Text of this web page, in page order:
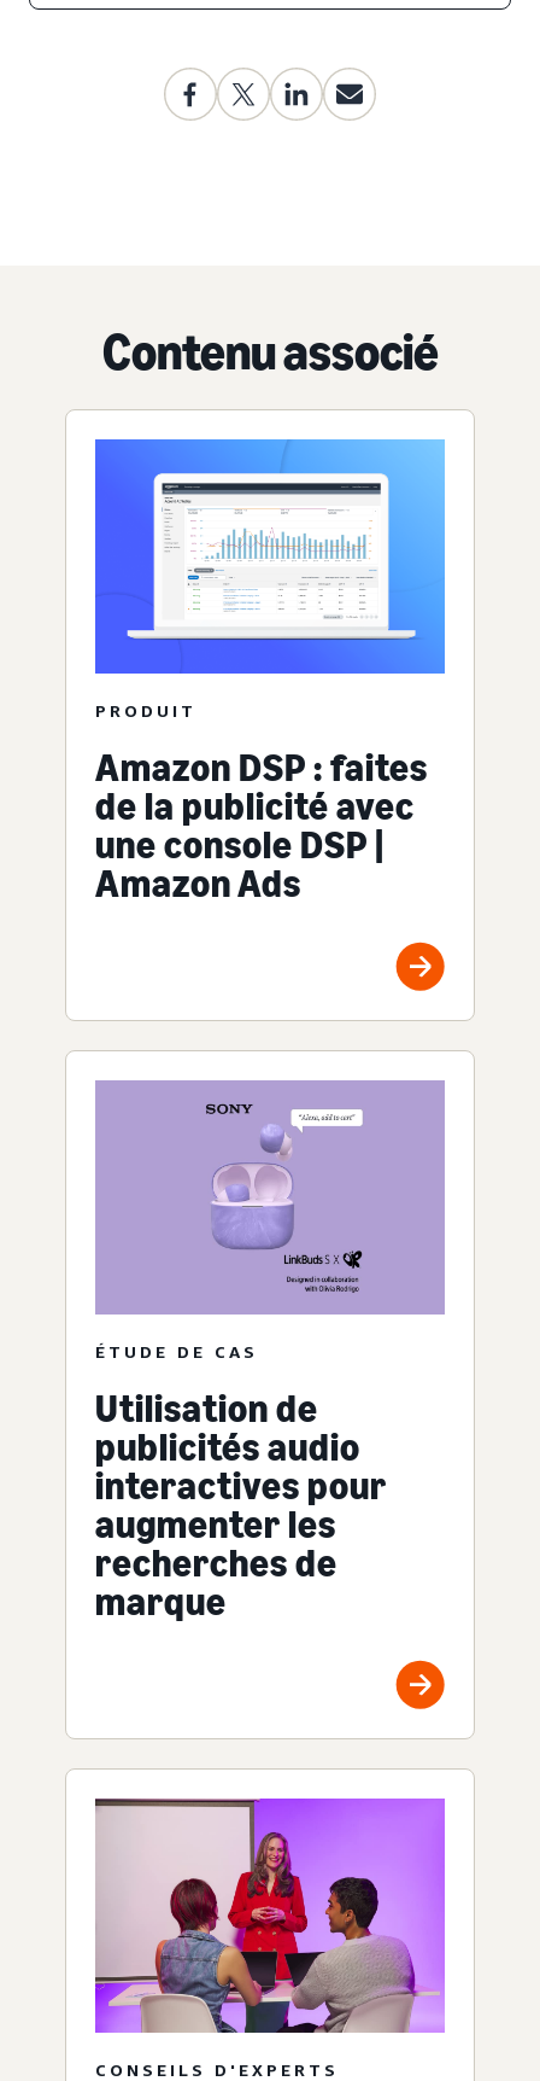
Contenu associé
PRODUIT
Amazon DSP : faites
de la publicité avec
une console DSP |
Amazon Ads
ÉTUDE DE CAS
Utilisation de
publicités audio
interactives pour
augmenter les
recherches de
marque
CONSEILS D'EXPERTS